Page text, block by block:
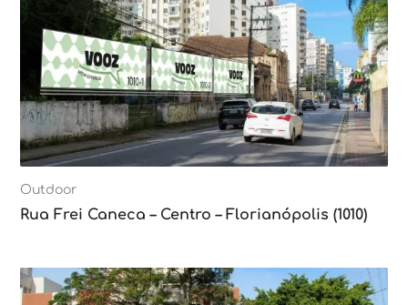
Outdoor
Rua Frei Caneca – Centro – Florianópolis (1010)